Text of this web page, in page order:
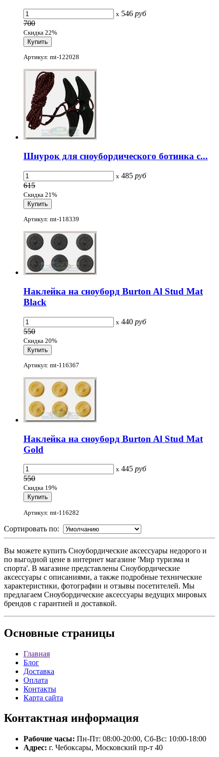
x 546 руб
700
Скидка 22%
Артикул: mt-122028
Шнурок для сноубордического ботинка с...
x 485 руб
615
Скидка 21%
Артикул: mt-118339
Наклейка на сноуборд Burton Al Stud Mat
Black
x 440 руб
550
Скидка 20%
Артикул: mt-116367
Наклейка на сноуборд Burton Al Stud Mat
Gold
x 445 руб
550
Скидка 19%
Артикул: mt-116282
Сортировать по:
Вы можете купить Сноубордические аксессуары недорого и
по выгодной цене в интернет магазине 'Мир туризма и
спорта'. В магазине представлены Сноубордические
аксессуары с описаниями, а также подробные технические
характеристики, фотографии и отзывы посетителей. Мы
предлагаем Сноубордические аксессуары ведущих мировых
брендов с гарантией и доставкой.
Основные страницы
Главная
Блог
Доставка
Оплата
Контакты
Карта сайта
Контактная информация
Рабочие часы: Пн-Пт: 08:00-20:00, Сб-Вс: 10:00-18:00
Адрес: г. Чебоксары, Московский пр-т 40